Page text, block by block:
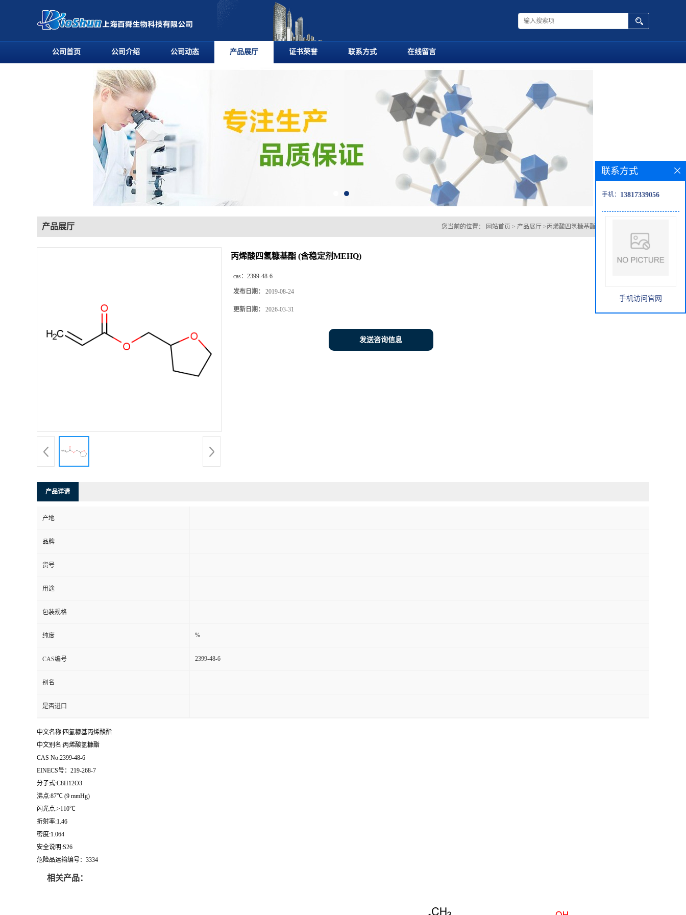
公司首页 公司介绍 公司动态 产品展厅 证书荣誉 联系方式 在线留言
产品展厅 您当前的位置： 网站首页 > 产品展厅 >丙烯酸四氢糠基酯 (含稳定剂MEHQ)
丙烯酸四氢糠基酯 (含稳定剂MEHQ)
cas： 2399-48-6
发布日期： 2019-08-24
更新日期： 2026-03-31
发送咨询信息
产品详请
产地
品牌
货号
用途
包装规格
纯度 %
CAS编号 2399-48-6
别名
是否进口
中文名称:四氢糠基丙烯酸酯
中文别名:丙烯酸氢糠酯
CAS No:2399-48-6
EINECS号：219-268-7
分子式:C8H12O3
沸点:87℃ (9 mmHg)
闪光点:>110℃
折射率:1.46
密度:1.064
安全说明:S26
危险品运输编号：3334
相关产品：
联系方式
手机： 13817339056
手机访问官网